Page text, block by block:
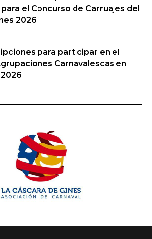
el Concurso de Carruajes del
2026
para participar en el
Carnavalescas en
2026